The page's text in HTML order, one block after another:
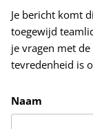
Je bericht komt
toegewijd
je vragen met
tevredenheid is
Naam